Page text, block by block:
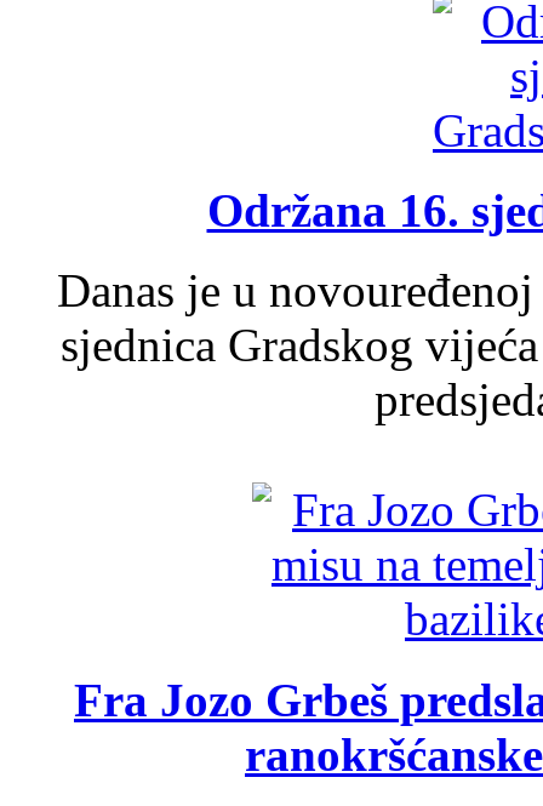
Održana 16.
Danas je u
sjednica Gradskog
Fra Jozo Grbeš